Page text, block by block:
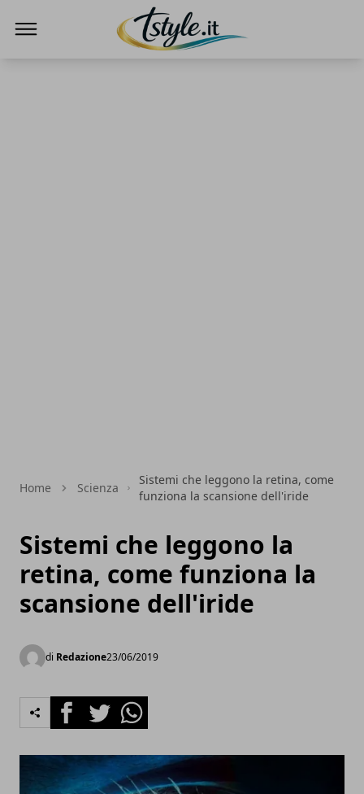
Home Scienza
Sistemi che leggono la retina, come
funziona la scansione dell'iride
Sistemi che leggono la
retina, come funziona la
scansione dell'iride
di Redazione23/06/2019
FacebookTwitterWhatsapp